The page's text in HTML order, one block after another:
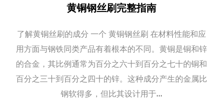
黄铜钢丝刷完整指南
了解黄铜丝刷的成分 一个 黄铜钢丝刷 在材料性能和应
用方面与钢铁同类产品有着根本的不同。黄铜是铜和锌
的合金，其比例通常为百分之六十到百分之七十的铜和
百分之三十到百分之四十的锌。这种成分产生的金属比
钢软得多，但比其设计用于...